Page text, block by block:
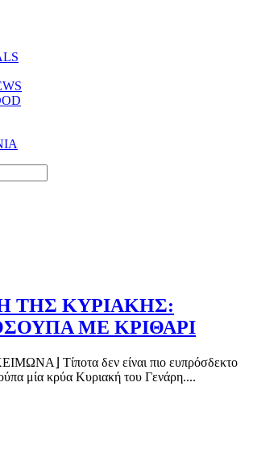
ΤΗΣ ΚΥΡΙΑΚΗΣ:
ΜΕ ΚΡΙΘΑΡΙ
Τίποτα δεν είναι πιο ευπρόσδεκτο
μία κρύα Κυριακή του Γενάρη....